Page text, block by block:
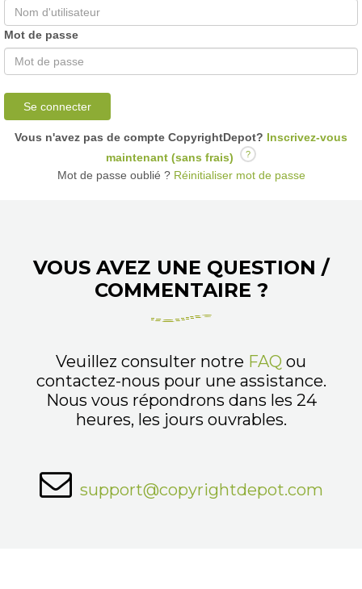
Mot de passe
Se connecter
Vous n'avez pas de compte CopyrightDepot? Inscrivez-vous
maintenant (sans frais)
?
Mot de passe oublié ?Réinitialiser mot de passe
VOUS AVEZ UNE QUESTION /
COMMENTAIRE ?
Veuillez consulter notre FAQ ou
contactez-nous pour une assistance.
Nous vous répondrons dans les 24
heures, les jours ouvrables.
support@copyrightdepot.com